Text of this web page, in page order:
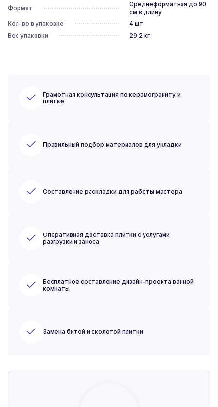
Формат
Среднеформатная до 90
см в длину
Кол-во в упаковке
4шт
Вес упаковки
29.2 кг
Грамотная консультация по керамограниту и
плитке
Правильный подбор материалов для укладки
Составление раскладки для работы мастера
Оперативная доставка плитки с услугами
разгрузки и заноса
Бесплатное составление дизайн-проекта ванной
комнаты
Замена битой и сколотой плитки